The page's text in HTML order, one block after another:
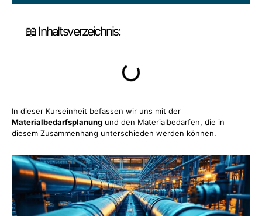
📖 Inhaltsverzeichnis:
In dieser Kurseinheit befassen wir uns mit der
Materialbedarfsplanung und den Materialbedarfen, die in
diesem Zusammenhang unterschieden werden können.